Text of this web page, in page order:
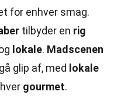
for enhver smag.
tilbyder en rig
lokale. Madscenen
glip af, med lokale
gourmet.